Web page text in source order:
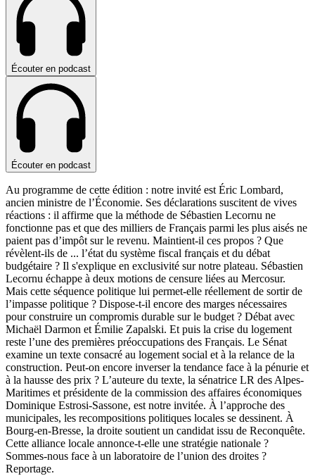
Écouter en podcast
Écouter en podcast
Au programme de cette édition : notre invité est Éric Lombard,
ancien ministre de l’Économie. Ses déclarations suscitent de vives
réactions : il affirme que la méthode de Sébastien Lecornu ne
fonctionne pas et que des milliers de Français parmi les plus aisés ne
paient pas d’impôt sur le revenu. Maintient-il ces propos ? Que
révèlent-ils de ... l’état du système fiscal français et du débat
budgétaire ? Il s'explique en exclusivité sur notre plateau. Sébastien
Lecornu échappe à deux motions de censure liées au Mercosur.
Mais cette séquence politique lui permet-elle réellement de sortir de
l’impasse politique ? Dispose-t-il encore des marges nécessaires
pour construire un compromis durable sur le budget ? Débat avec
Michaël Darmon et Émilie Zapalski. Et puis la crise du logement
reste l’une des premières préoccupations des Français. Le Sénat
examine un texte consacré au logement social et à la relance de la
construction. Peut-on encore inverser la tendance face à la pénurie et
à la hausse des prix ? L’auteure du texte, la sénatrice LR des Alpes-
Maritimes et présidente de la commission des affaires économiques
Dominique Estrosi-Sassone, est notre invitée. À l’approche des
municipales, les recompositions politiques locales se dessinent. À
Bourg-en-Bresse, la droite soutient un candidat issu de Reconquête.
Cette alliance locale annonce-t-elle une stratégie nationale ?
Sommes-nous face à un laboratoire de l’union des droites ?
Reportage.